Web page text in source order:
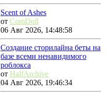
Scent of Ashes
от ComDoll
06 Авг 2026, 14:48:58
Создание сторилайна беты на
базе всеми ненавидимого
роблокса
от HalfArchive
04 Авг 2026, 19:46:34